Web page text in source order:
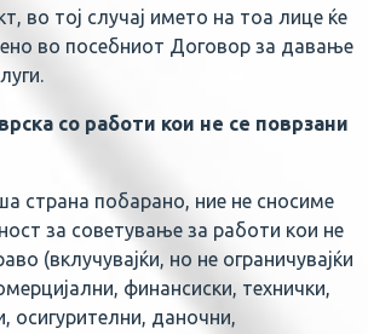
во тој случај името на тоа лице ќе
во посебниот Договор за давање
со работи кои не се поврзани
страна побарано, ние не сносиме
за советување за работи кои не
(вклучувајќи, но не ограничувајќи
финансиски, технички,
осигурителни, даночни,